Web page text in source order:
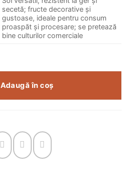
secetă; fructe decorative și
gustoase, ideale pentru consum
proaspăt și procesare; se pretează
bine culturilor comerciale
Adaugă în coș